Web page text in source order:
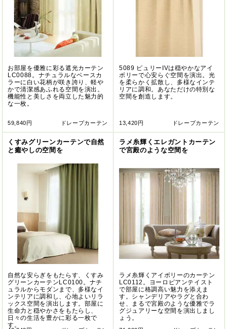
お部屋を優雅に彩る遮光カーテン
LC0088。ナチュラルなベースカ
ラーに白い花柄が咲き誇り、軽や
かで清潔感あふれる空間を演出。
機能性と美しさを両立した魅力的
な一枚。
59,840円 ドレープカーテン
5089 ピュリーIVは穏やかなアイ
ボリーで心安らぐ空間を演出。光
を柔らかく拡散し、多様なインテ
リアに調和。あなただけの特別な
空間を創造します。
13,420円 ドレープカーテン
くすみグリーンカーテンで自然
と癒やしの空間を
自然な安らぎをもたらす、くすみ
グリーンカーテンLC0100。ナチ
ュラルからモダンまで、多様なイ
ンテリアに調和し、心地よいリラ
ックス空間を演出します。部屋に
生命力と穏やかさをもたらし、
日々の生活を豊かに彩る一枚で
す。
ラメ糸輝くエレガントカーテン
で宮殿のような空間を
ラメ糸輝くアイボリーのカーテン
LC0112。ヨーロピアンテイスト
で部屋に格調高い魅力を添えま
す。シャンデリアやラグと合わ
せ、まるで宮殿のような優雅でラ
グジュアリーな空間を演出しまし
ょう。